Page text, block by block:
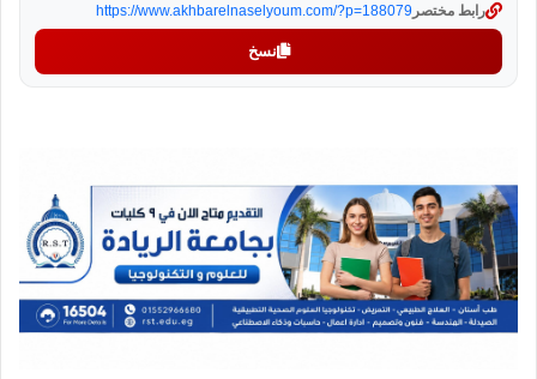
رابط مختصر https://www.akhbarelnaselyoum.com/?p=188079
نسخ